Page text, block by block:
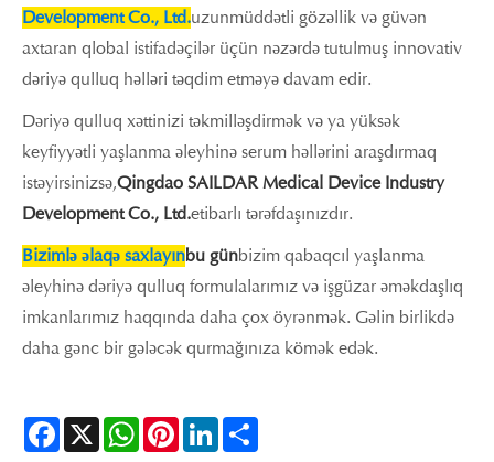
Development Co., Ltd.uzunmüddətli gözəllik və güvən
axtaran qlobal istifadəçilər üçün nəzərdə tutulmuş innovativ
dəriyə qulluq həlləri təqdim etməyə davam edir.
Dəriyə qulluq xəttinizi təkmilləşdirmək və ya yüksək
keyfiyyətli yaşlanma əleyhinə serum həllərini araşdırmaq
istəyirsinizsə,Qingdao SAILDAR Medical Device Industry
Development Co., Ltd.etibarlı tərəfdaşınızdır.
Bizimlə əlaqə saxlayınbu günbizim qabaqcıl yaşlanma
əleyhinə dəriyə qulluq formulalarımız və işgüzar əməkdaşlıq
imkanlarımız haqqında daha çox öyrənmək. Gəlin birlikdə
daha gənc bir gələcək qurmağınıza kömək edək.
Facebook
X WhatsAppPinterestLinkedIn